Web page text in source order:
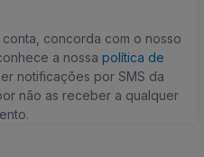
concorda com o nosso
a nossa política de
notificações por SMS da
não as receber a qualquer